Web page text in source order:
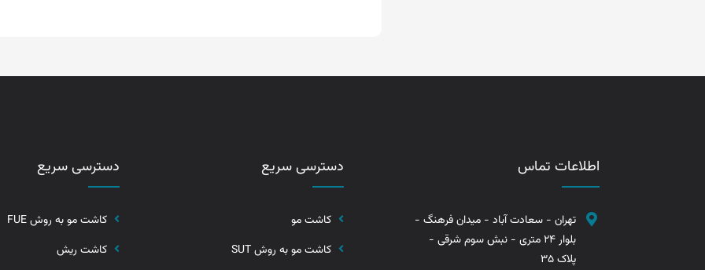
اطلاعات تماس
تهران - سعادت آباد - میدان فرهنگ -
بلوار 24 متری - نبش سوم شرقی -
پلاک 35
دسترسی سریع
کاشت مو
کاشت مو به روش SUT
دسترسی سریع
کاشت مو به روش FUE
کاشت ریش